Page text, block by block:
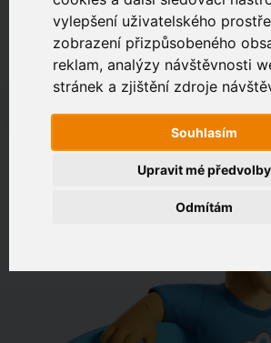
vylepšení uživatelského
zobrazení přizpůsobeného
reklam, analýzy návštěvnosti
stránek a zjištění zdroje
Souhlasím
Odmítám
Upravit mé předvolby
Zákaznický portál
Jak rychlé je připojení na vaší adrese?